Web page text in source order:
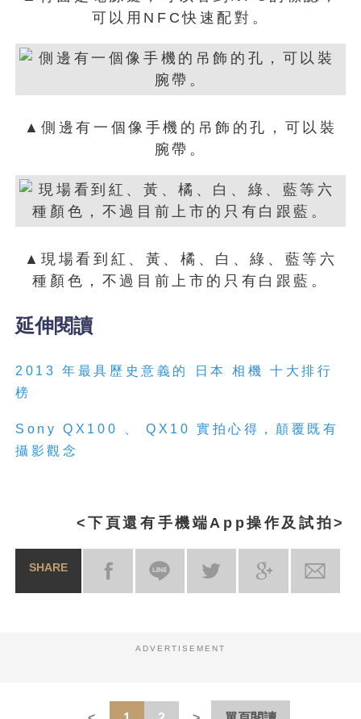
可以用NFC快速配對。
▲側邊有一個像手機的吊飾的孔，可以裝
腕帶。
▲現場看到紅、黃、橘、白、綠、藍等六
種顏色，不過目前上市的只有白跟藍。
延伸閱讀
2013 年最具歷史意義的 日本 相機 十大排行
榜
Sony QX100 、 QX10 實拍心得，顛覆既有
攝影觀念
<下頁還有手機端App操作及試拍>
SHARE
ADVERTISEMENT